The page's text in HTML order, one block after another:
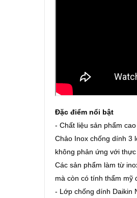
Đặc điểm nổi bật
- Chất liệu sản phẩm
Chảo Inox chống dính 3
không phản ứng với
Các sản phẩm làm từ
mà còn có tính thẩm mỹ
- Lớp chống dính Daikin